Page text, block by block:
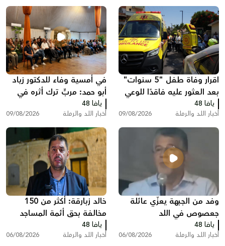
اقرار وفاة طفل "5 سنوات"
بعد العثور عليه فاقدًا للوعي
داخل سيارة في اللد
يافا 48
أخبار اللد والرملة 09/08/2026
في أمسية وفاء للدكتور زياد
أبو حمد: مربٍّ ترك أثره في
العقول والقلوب وحمل ذاكرة
اللد معه
يافا 48
أخبار اللد والرملة 09/08/2026
وفد من الجبهة يعزّي عائلة
جعصوص في اللد
يافا 48
أخبار اللد والرملة 06/08/2026
خالد زبارقة: أكثر من 150
مخالفة بحق أئمة المساجد
بسبب رفع الأذان في اللد
يافا 48
أخبار اللد والرملة 06/08/2026